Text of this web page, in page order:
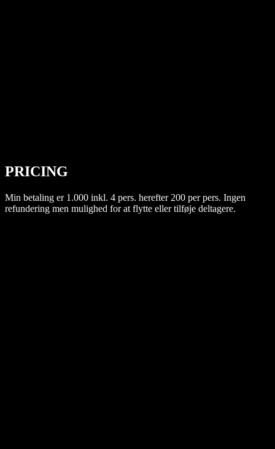
PRICING
Min betaling er 1.000 inkl. 4 pers. herefter 200 per pers. Ingen
refundering men mulighed for at flytte eller tilføje deltagere.